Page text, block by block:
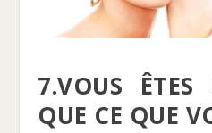
7.VOUS ÊTES
QUE CE QUE